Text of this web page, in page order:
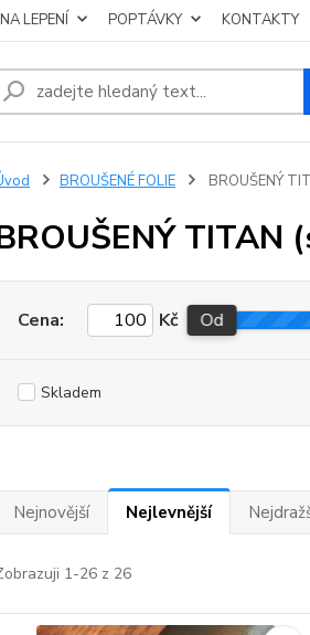
LEPENÍ POPTÁVKY KONTAKTY
BROUŠENÉ FOLIE BROUŠENÝ
TITAN
Cena: Kč Od
Skladem
Nejnovější Nejlevnější
1-26 z 26